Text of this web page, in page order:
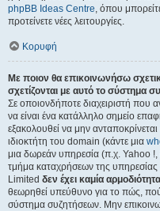
phpBB Ideas Centre, όπου
προτείνετε νέες λειτουργίες.
Κορυφή
Με ποιον θα επικοινωνήσω
σχετίζονται με αυτό το σύστημα
Σε οποιονδήποτε διαχειριστή που
να είναι ένα κατάλληλο σημείο
εξακολουθεί να μην
ιδιοκτήτη του domain (κάντε μια
μια δωρεάν υπηρεσία (π.χ. Yahoo
τμήμα καταχρήσεων της
Limited δεν έχει καμία αρμοδιότητα
θεωρηθεί υπεύθυνο για το πώς,
σύστημα συζητήσεων. Μην